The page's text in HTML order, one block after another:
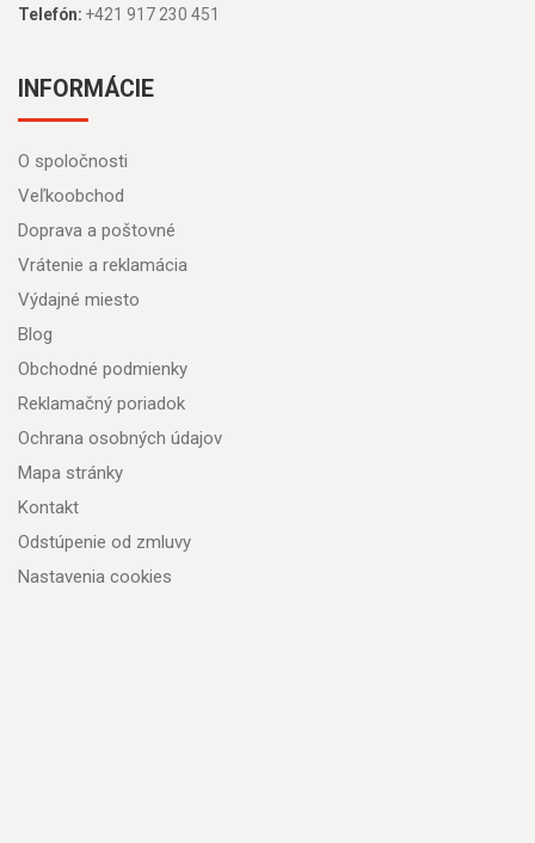
Telefón: +421 917 230 451
INFORMÁCIE
O spoločnosti
Veľkoobchod
Doprava a poštovné
Vrátenie a reklamácia
Výdajné miesto
Blog
Obchodné podmienky
Reklamačný poriadok
Ochrana osobných údajov
Mapa stránky
Kontakt
Odstúpenie od zmluvy
Nastavenia cookies